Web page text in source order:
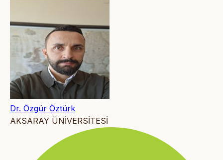
Dr. Özgür Öztürk
AKSARAY ÜNİVERSİTESİ